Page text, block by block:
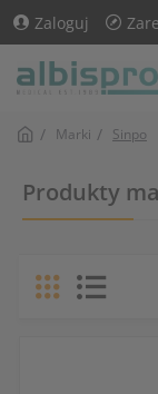
Zaloguj
Marki Sinpo
Produkty